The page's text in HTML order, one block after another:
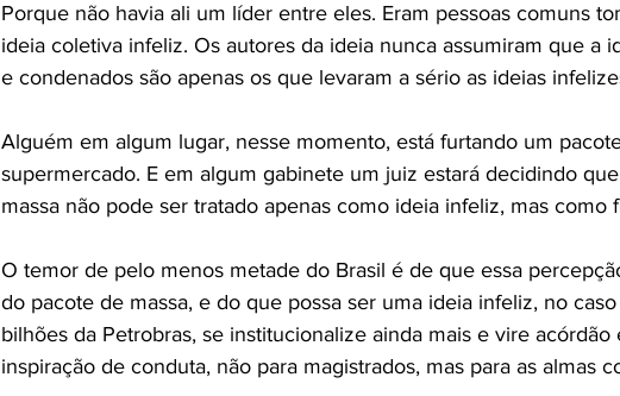
Porque não havia ali um líder entre eles. Eram pessoas comuns
ideia coletiva infeliz. Os autores da ideia nunca assumiram que a
e condenados são apenas os que levaram a sério as ideias
Alguém em algum lugar, nesse momento, está furtando um
supermercado. E em algum gabinete um juiz estará decidindo
massa não pode ser tratado apenas como ideia infeliz, mas como
O temor de pelo menos metade do Brasil é de que essa
do pacote de massa, e do que possa ser uma ideia infeliz, no
bilhões da Petrobras, se institucionalize ainda mais e vire
inspiração de conduta, não para magistrados, mas para as almas